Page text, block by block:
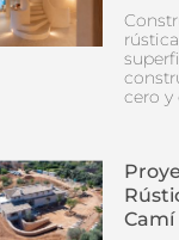
cero
Camí